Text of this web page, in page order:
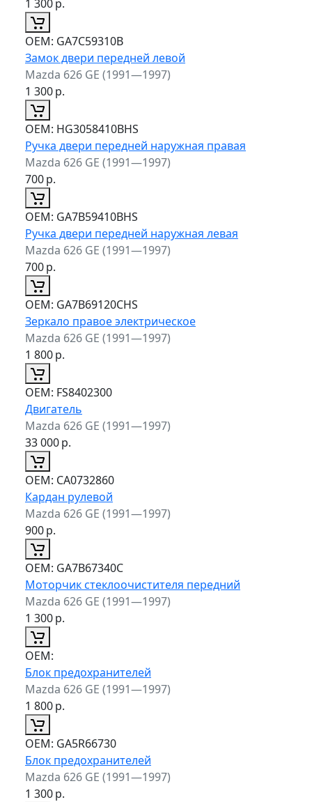
1 300р.
ОЕМ: GA7C59310B
Замок двери передней левой
Mazda 626 GE (1991—1997)
1 300р.
ОЕМ: HG3058410BHS
Ручка двери передней наружная правая
Mazda 626 GE (1991—1997)
700р.
ОЕМ: GA7B59410BHS
Ручка двери передней наружная левая
Mazda 626 GE (1991—1997)
700р.
ОЕМ: GA7B69120CHS
Зеркало правое электрическое
Mazda 626 GE (1991—1997)
1 800р.
ОЕМ: FS8402300
Двигатель
Mazda 626 GE (1991—1997)
33 000р.
ОЕМ: CA0732860
Кардан рулевой
Mazda 626 GE (1991—1997)
900р.
ОЕМ: GA7B67340C
Моторчик стеклоочистителя передний
Mazda 626 GE (1991—1997)
1 300р.
ОЕМ:
Блок предохранителей
Mazda 626 GE (1991—1997)
1 800р.
ОЕМ: GA5R66730
Блок предохранителей
Mazda 626 GE (1991—1997)
1 300р.